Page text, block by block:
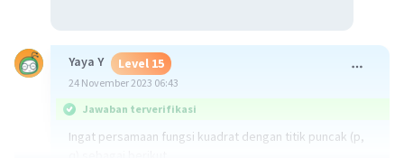
Yaya Y Level 15
24 November 2023 06:43
Jawaban terverifikasi
Ingat persamaan fungsi kuadrat dengan titik puncak (p,